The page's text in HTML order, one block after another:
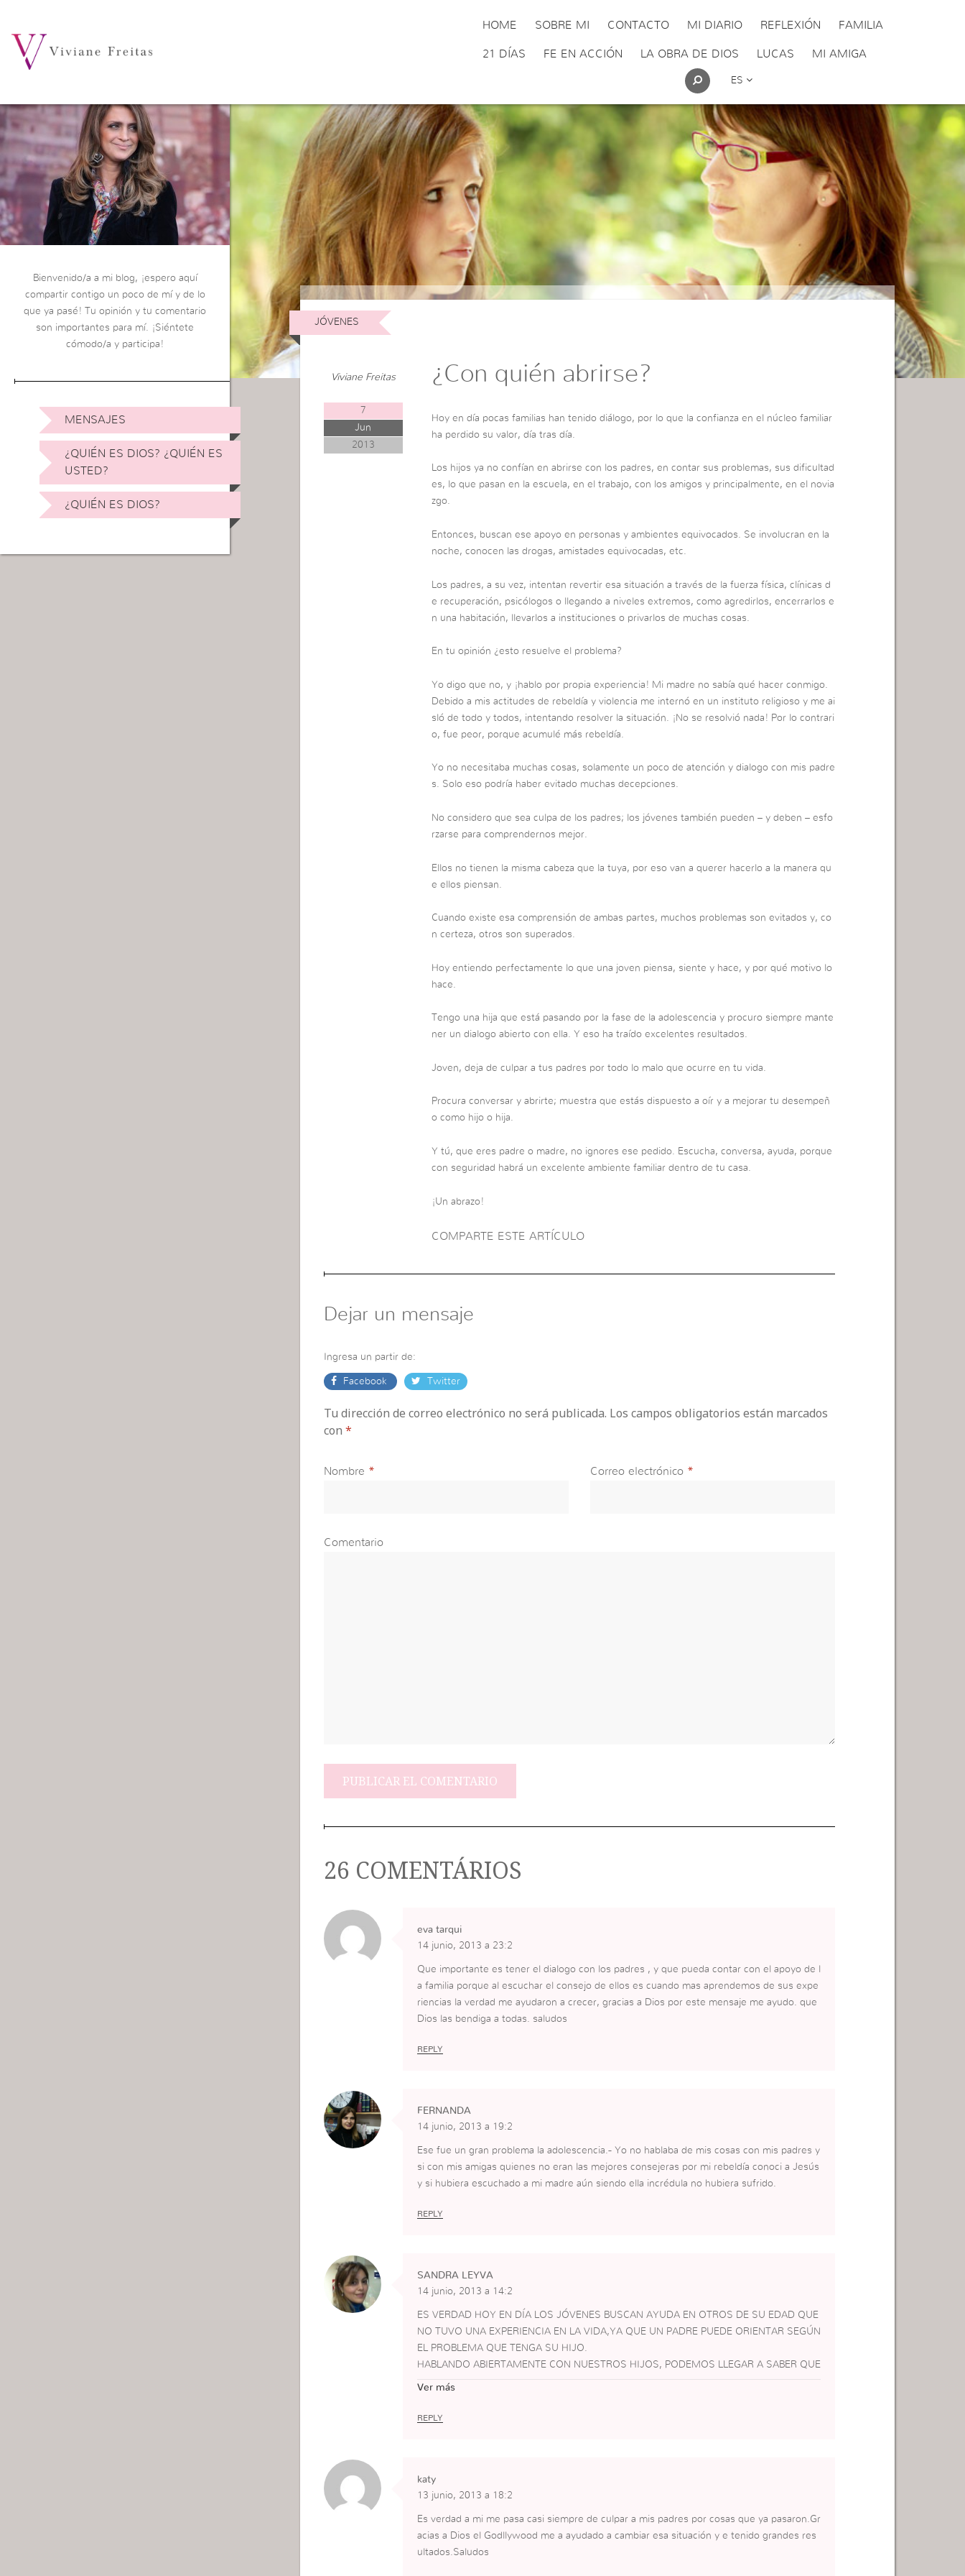
HOME SOBRE MI CONTACTO MI DIARIO REFLEXIÓN FAMILIA
21 DÍAS FE EN ACCIÓN LA OBRA DE DIOS LUCAS MI AMIGA
ES
Bienvenido/a a mi blog, ¡espero aquí
compartir contigo un poco de mí y de lo
que ya pasé! Tu opinión y tu comentario
son importantes para mí. ¡Siéntete
cómodo/a y participa!
MENSAJES
¿QUIÉN ES DIOS? ¿QUIÉN ES
USTED?
¿QUIÉN ES DIOS?
JÓVENES
Viviane Freitas
7
Jun
2013
¿Con quién abrirse?
Hoy en día pocas familias han tenido diálogo, por lo que la confianza en el núcleo familiar
ha perdido su valor, día tras día.
Los hijos ya no confían en abrirse con los padres, en contar sus problemas, sus dificultad
es, lo que pasan en la escuela, en el trabajo, con los amigos y principalmente, en el novia
zgo.
Entonces, buscan ese apoyo en personas y ambientes equivocados. Se involucran en la
noche, conocen las drogas, amistades equivocadas, etc.
Los padres, a su vez, intentan revertir esa situación a través de la fuerza física, clínicas d
e recuperación, psicólogos o llegando a niveles extremos, como agredirlos, encerrarlos e
n una habitación, llevarlos a instituciones o privarlos de muchas cosas.
En tu opinión ¿esto resuelve el problema?
Yo digo que no, y ¡hablo por propia experiencia! Mi madre no sabía qué hacer conmigo.
Debido a mis actitudes de rebeldía y violencia me internó en un instituto religioso y me ai
sló de todo y todos, intentando resolver la situación. ¡No se resolvió nada! Por lo contrari
o, fue peor, porque acumulé más rebeldía.
Yo no necesitaba muchas cosas, solamente un poco de atención y dialogo con mis padre
s. Solo eso podría haber evitado muchas decepciones.
No considero que sea culpa de los padres; los jóvenes también pueden – y deben – esfo
rzarse para comprendernos mejor.
Ellos no tienen la misma cabeza que la tuya, por eso van a querer hacerlo a la manera qu
e ellos piensan.
Cuando existe esa comprensión de ambas partes, muchos problemas son evitados y, co
n certeza, otros son superados.
Hoy entiendo perfectamente lo que una joven piensa, siente y hace, y por qué motivo lo
hace.
Tengo una hija que está pasando por la fase de la adolescencia y procuro siempre mante
ner un dialogo abierto con ella. Y eso ha traído excelentes resultados.
Joven, deja de culpar a tus padres por todo lo malo que ocurre en tu vida.
Procura conversar y abrirte; muestra que estás dispuesto a oír y a mejorar tu desempeñ
o como hijo o hija.
Y tú, que eres padre o madre, no ignores ese pedido. Escucha, conversa, ayuda, porque
con seguridad habrá un excelente ambiente familiar dentro de tu casa.
¡Un abrazo!
COMPARTE ESTE ARTÍCULO
Dejar un mensaje
Ingresa un partir de:
Facebook Twitter
Tu dirección de correo electrónico no será publicada. Los campos obligatorios están marcados
con *
Nombre * Correo electrónico *
Comentario
26 COMENTÁRIOS
eva tarqui
14 junio, 2013 a 23:2
Que importante es tener el dialogo con los padres , y que pueda contar con el apoyo de l
a familia porque al escuchar el consejo de ellos es cuando mas aprendemos de sus expe
riencias la verdad me ayudaron a crecer, gracias a Dios por este mensaje me ayudo. que
Dios las bendiga a todas. saludos
REPLY
FERNANDA
14 junio, 2013 a 19:2
Ese fue un gran problema la adolescencia.- Yo no hablaba de mis cosas con mis padres y
si con mis amigas quienes no eran las mejores consejeras por mi rebeldía conoci a Jesús
y si hubiera escuchado a mi madre aún siendo ella incrédula no hubiera sufrido.
REPLY
SANDRA LEYVA
14 junio, 2013 a 14:2
ES VERDAD HOY EN DÍA LOS JÓVENES BUSCAN AYUDA EN OTROS DE SU EDAD QUE
NO TUVO UNA EXPERIENCIA EN LA VIDA,YA QUE UN PADRE PUEDE ORIENTAR SEGÚN
EL PROBLEMA QUE TENGA SU HIJO.
HABLANDO ABIERTAMENTE CON NUESTROS HIJOS, PODEMOS LLEGAR A SABER QUE
LES PASA
ASÍ TODO SE RESUELVE.
Ver más
REPLY
katy
13 junio, 2013 a 18:2
Es verdad a mi me pasa casi siempre de culpar a mis padres por cosas que ya pasaron.Gr
acias a Dios el Godllywood me a ayudado a cambiar esa situación y e tenido grandes res
ultados.Saludos